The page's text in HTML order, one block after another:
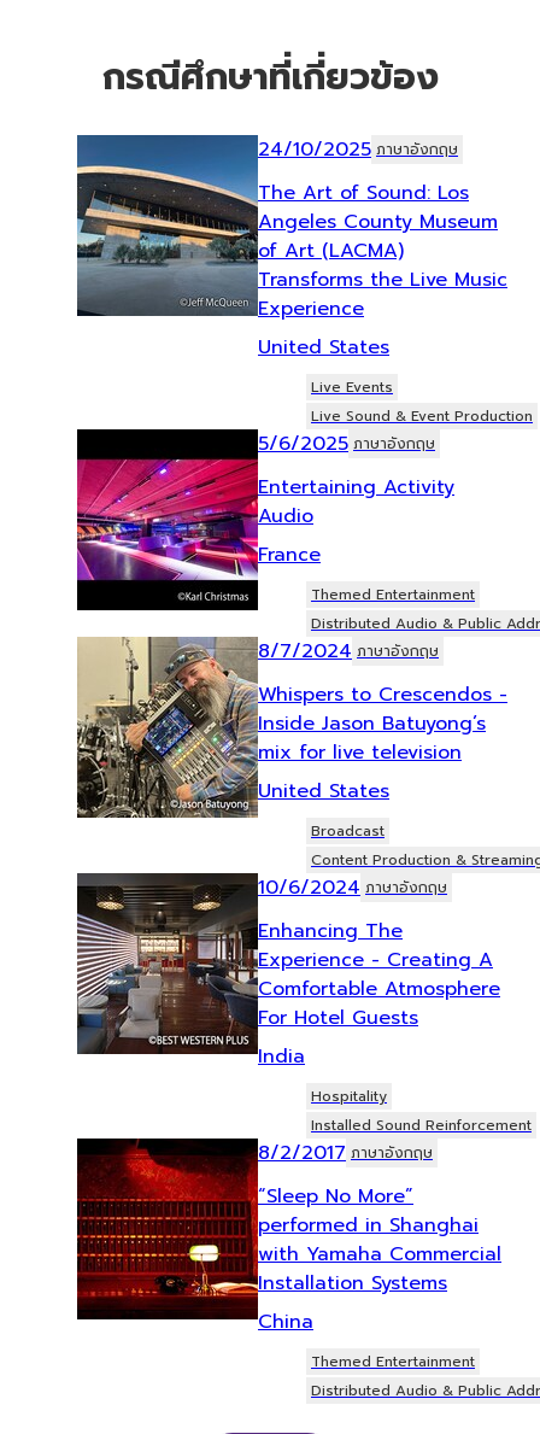
กรณีศึกษาที่เกี่ยวข้อง
24/10/2025 ภาษาอังกฤษ
The Art of Sound: Los
Angeles County Museum
of Art (LACMA)
Transforms the Live Music
Experience
United States
Live Events
Live Sound & Event Production
5/6/2025 ภาษาอังกฤษ
Entertaining Activity
Audio
France
Themed Entertainment
Distributed Audio & Public
8/7/2024 ภาษาอังกฤษ
Whispers to Crescendos -
Inside Jason Batuyong’s
mix for live television
United States
Broadcast
Content Production &
10/6/2024 ภาษาอังกฤษ
Enhancing The
Experience - Creating A
Comfortable Atmosphere
For Hotel Guests
India
Hospitality
Installed Sound Reinforcement
8/2/2017 ภาษาอังกฤษ
“Sleep No More”
performed in Shanghai
with Yamaha Commercial
Installation Systems
China
Themed Entertainment
Distributed Audio & Public